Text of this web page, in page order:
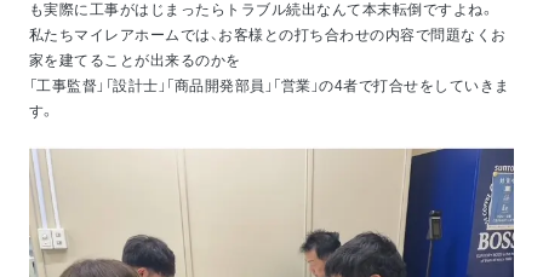
も実際に工事がはじまったらトラブル続出なんて本末転倒ですよね。
私たちマイレアホームでは、お客様との打ち合わせの内容で問題なくお
家を建てることが出来るのかを
「工事監督」「設計士」「商品開発部員」「営業」の4者で打合せをしていきま
す。